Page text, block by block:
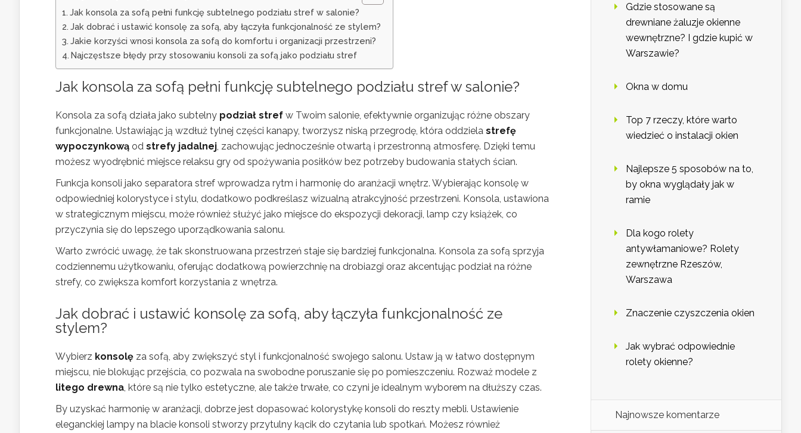
Jak konsola za sofą pełni funkcję subtelnego podziału stref w salonie?
Jak dobrać i ustawić konsolę za sofą, aby łączyła funkcjonalność ze stylem?
Jakie korzyści wnosi konsola za sofą do komfortu i organizacji przestrzeni?
Najczęstsze błędy przy stosowaniu konsoli za sofą jako podziału stref
Jak konsola za sofą pełni funkcję subtelnego podziału stref w salonie?
Konsola za sofą działa jako subtelny podział stref w Twoim salonie, efektywnie organizując różne obszary
funkcjonalne. Ustawiając ją wzdłuż tylnej części kanapy, tworzysz niską przegrodę, która oddziela strefę
wypoczynkową od strefy jadalnej , zachowując jednocześnie otwartą i przestronną atmosferę. Dzięki temu
możesz wyodrębnić miejsce relaksu gry od spożywania posiłków bez potrzeby budowania stałych ścian.
Funkcja konsoli jako separatora stref wprowadza rytm i harmonię do aranżacji wnętrz. Wybierając konsolę w
odpowiedniej kolorystyce i stylu, dodatkowo podkreślasz wizualną atrakcyjność przestrzeni. Konsola, ustawiona
w strategicznym miejscu, może również służyć jako miejsce do ekspozycji dekoracji, lamp czy książek, co
przyczynia się do lepszego uporządkowania salonu.
Warto zwrócić uwagę, że tak skonstruowana przestrzeń staje się bardziej funkcjonalna. Konsola za sofą sprzyja
codziennemu użytkowaniu, oferując dodatkową powierzchnię na drobiazgi oraz akcentując podział na różne
strefy, co zwiększa komfort korzystania z wnętrza.
Jak dobrać i ustawić konsolę za sofą, aby łączyła funkcjonalność ze
stylem?
Wybierz konsolę za sofą, aby zwiększyć styl i funkcjonalność swojego salonu. Ustaw ją w łatwo dostępnym
miejscu, nie blokując przejścia, co pozwala na swobodne poruszanie się po pomieszczeniu. Rozważ modele z
litego drewna , które są nie tylko estetyczne, ale także trwałe, co czyni je idealnym wyborem na dłuższy czas.
By uzyskać harmonię w aranżacji, dobrze jest dopasować kolorystykę konsoli do reszty mebli. Ustawienie
eleganckiej lampy na blacie konsoli stworzy przytulny kącik do czytania lub spotkań. Możesz również
Gdzie stosowane są
drewniane żaluzje okienne
wewnętrzne? I gdzie kupić w
Warszawie?
Okna w domu
Top 7 rzeczy, które warto
wiedzieć o instalacji okien
Najlepsze 5 sposobów na to,
by okna wyglądały jak w
ramie
Dla kogo rolety
antywłamaniowe? Rolety
zewnętrzne Rzeszów,
Warszawa
Znaczenie czyszczenia okien
Jak wybrać odpowiednie
rolety okienne?
Najnowsze komentarze